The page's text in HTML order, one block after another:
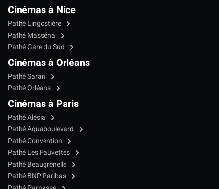
Cinémas à Nice
Pathé Lingostière
Pathé Masséna
Pathé Gare du Sud
Cinémas à Orléans
Pathé Saran
Pathé Orléans
Cinémas à Paris
Pathé Alésia
Pathé Aquaboulevard
Pathé Convention
Pathé Les Fauvettes
Pathé Beaugrenelle
Pathé BNP Paribas